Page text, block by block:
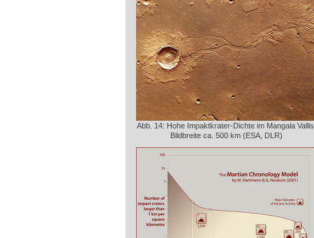
Abb. 14: Hohe Impaktkrater-Dichte im Mangala Vallis.
Bildbreite ca. 500 km (ESA, DLR)